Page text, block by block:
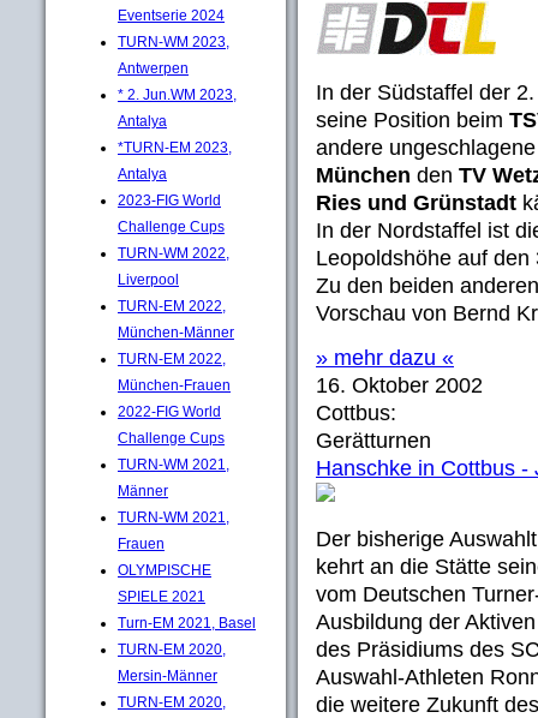
Eventserie 2024
TURN-WM 2023,
Antwerpen
* 2. Jun.WM 2023,
Antalya
*TURN-EM 2023,
Antalya
2023-FIG World
Challenge Cups
TURN-WM 2022,
Liverpool
TURN-EM 2022,
München-Männer
TURN-EM 2022,
München-Frauen
2022-FIG World
Challenge Cups
TURN-WM 2021,
Männer
TURN-WM 2021,
Frauen
OLYMPISCHE
SPIELE 2021
Turn-EM 2021, Basel
TURN-EM 2020,
Mersin-Männer
TURN-EM 2020,
In der Südstaffel der
seine Position beim
andere
München den TV
Ries und Grünstadt
In der Nordstaffel ist
Leopoldshöhe auf
Zu den beiden
Vorschau von Bernd
» mehr dazu «
16. Oktober 2002
Cottbus:
Gerätturnen
Hanschke in Cottbus
Der bisherige
kehrt an die Stätte
vom Deutschen
Ausbildung der
des Präsidiums des
Auswahl-Athleten
die weitere Zukunft